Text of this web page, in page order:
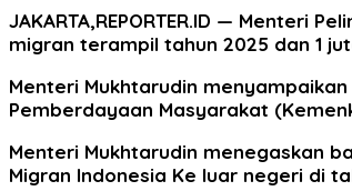
JAKARTA,REPORTER.ID — Menteri
migran terampil tahun 2025 dan 1
Menteri Mukhtarudin
Pemberdayaan Masyarakat
Menteri Mukhtarudin menegaskan
Migran Indonesia Ke luar negeri di